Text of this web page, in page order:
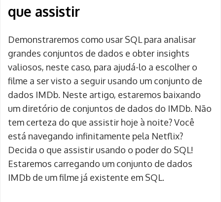
que assistir
Demonstraremos como usar SQL para analisar
grandes conjuntos de dados e obter insights
valiosos, neste caso, para ajudá-lo a escolher o
filme a ser visto a seguir usando um conjunto de
dados IMDb. Neste artigo, estaremos baixando
um diretório de conjuntos de dados do IMDb. Não
tem certeza do que assistir hoje à noite? Você
está navegando infinitamente pela Netflix?
Decida o que assistir usando o poder do SQL!
Estaremos carregando um conjunto de dados
IMDb de um filme já existente em SQL.